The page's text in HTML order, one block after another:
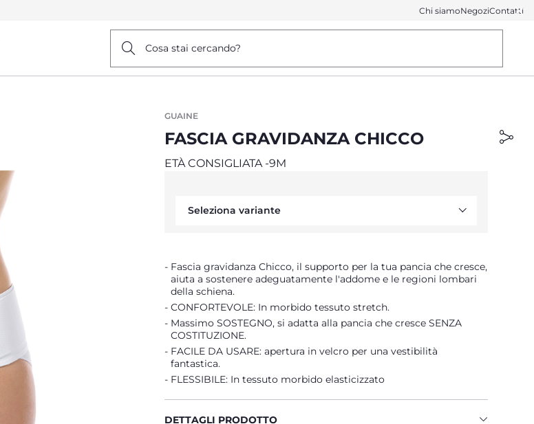
Chi siamoNegoziContatti
Cosa stai cercando?
GUAINE
FASCIA GRAVIDANZA CHICCO
ETÀ CONSIGLIATA -9M
Seleziona variante
Fascia gravidanza Chicco, il supporto per la tua pancia che cresce,
aiuta a sostenere adeguatamente l'addome e le regioni lombari
della schiena.
CONFORTEVOLE: In morbido tessuto stretch.
Massimo SOSTEGNO, si adatta alla pancia che cresce SENZA
COSTITUZIONE.
FACILE DA USARE: apertura in velcro per una vestibilità
fantastica.
FLESSIBILE: In tessuto morbido elasticizzato
DETTAGLI PRODOTTO